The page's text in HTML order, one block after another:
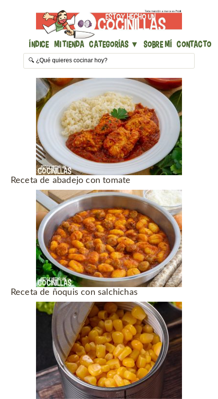
Índice Mi Tienda Categorías ▼ Sobre mí Contacto
Receta de abadejo con tomate
Receta de ñoquis con salchichas